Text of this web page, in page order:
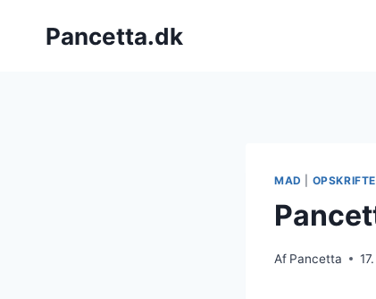
Pancetta.dk
MAD
Af Pancetta